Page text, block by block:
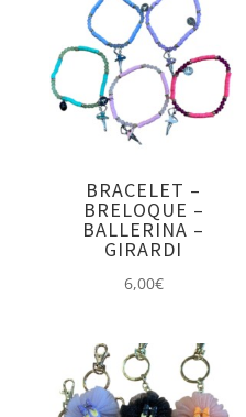
BRACELET –
BRELOQUE –
BALLERINA –
GIRARDI
6,00€